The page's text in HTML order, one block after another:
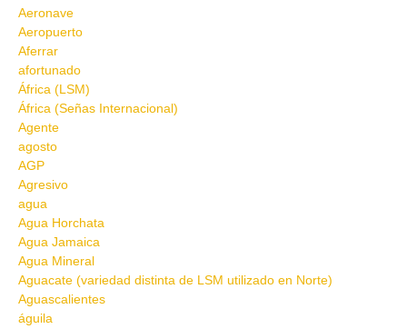
Aeronave
Aeropuerto
Aferrar
afortunado
África (LSM)
África (Señas Internacional)
Agente
agosto
AGP
Agresivo
agua
Agua Horchata
Agua Jamaica
Agua Mineral
Aguacate (variedad distinta de LSM utilizado en Norte)
Aguascalientes
águila